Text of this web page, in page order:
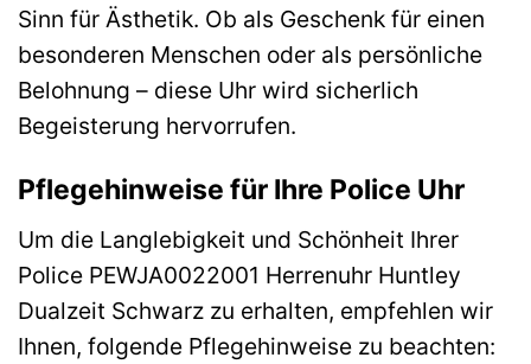
Sinn für Ästhetik. Ob als Geschenk für einen
besonderen Menschen oder als persönliche
Belohnung – diese Uhr wird sicherlich
Begeisterung hervorrufen.
Pflegehinweise für Ihre Police Uhr
Um die Langlebigkeit und Schönheit Ihrer
Police PEWJA0022001 Herrenuhr Huntley
Dualzeit Schwarz zu erhalten, empfehlen wir
Ihnen, folgende Pflegehinweise zu beachten: